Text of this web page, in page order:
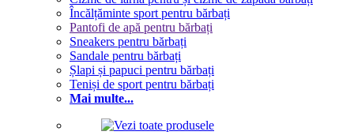
Încălțăminte sport pentru bărbați
Pantofi de apă pentru bărbați
Sneakers pentru bărbați
Sandale pentru bărbați
Șlapi și papuci pentru bărbați
Teniși de sport pentru bărbați
Mai multe...